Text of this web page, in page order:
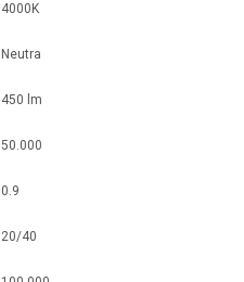
4000K
Neutra
450 lm
50.000
0.9
20/40